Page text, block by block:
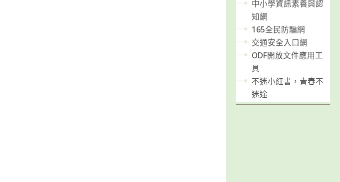
中小學資訊素養與認
知網
165全民防騙網
交通安全入口網
ODF開放文件應用工
具
不迷小紅書，青春不
迷途